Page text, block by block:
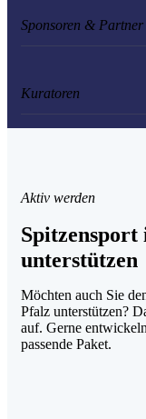
Sponsoren & Partner
Kuratoren
Aktiv werden
unterstützen
Möchten auch Sie
Pfalz unterstützen?
auf. Gerne
passende Paket.